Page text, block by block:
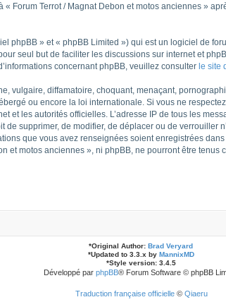
Forum Terrot / Magnat Debon et motos anciennes »
phpBB » et « phpBB Limited ») qui est un logiciel de
seul but de faciliter les discussions sur internet et
concernant phpBB, veuillez consulter le site
vulgaire, diffamatoire, choquant, menaçant,
ou encore la loi internationale. Si vous ne
et les autorités officielles. L’adresse IP de tous les
supprimer, de modifier, de déplacer ou de verrouiller
que vous avez renseignées soient enregistrées
et motos anciennes », ni phpBB, ne pourront être
*Original Author: Brad Veryard
*Updated to 3.3.x by MannixMD
*Style version: 3.4.5
Développé par phpBB® Forum Software © phpBB
Traduction française officielle© Qiaeru